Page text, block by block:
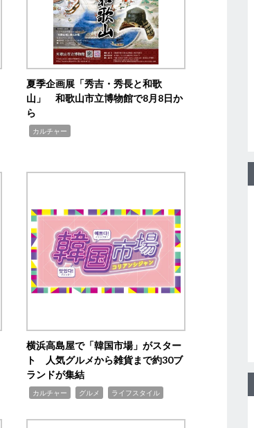
夏季企画展「秀吉・秀長と和歌
山」 和歌山市立博物館で8月8日か
ら
カルチャー
横浜高島屋で「韓国市場」がスター
ト 人気グルメから雑貨まで約30ブ
ランドが集結
カルチャー グルメ ライフスタイル